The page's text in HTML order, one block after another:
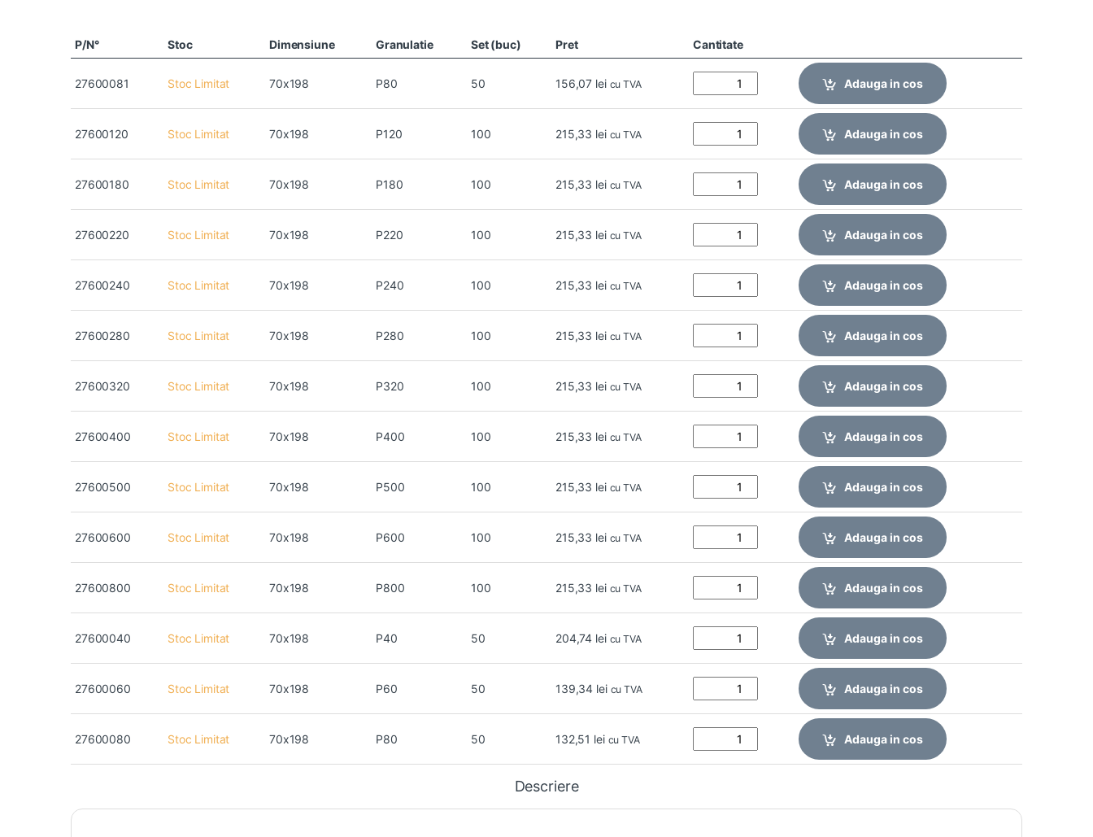
P/N° Stoc Dimensiune Granulatie Set (buc) Pret Cantitate
27600081 Stoc Limitat 70x198 P80 50 156,07 lei cu TVA Adauga in cos
27600120 Stoc Limitat 70x198 P120 100 215,33 lei cu TVA Adauga in cos
27600180 Stoc Limitat 70x198 P180 100 215,33 lei cu TVA Adauga in cos
27600220 Stoc Limitat 70x198 P220 100 215,33 lei cu TVA Adauga in cos
27600240 Stoc Limitat 70x198 P240 100 215,33 lei cu TVA Adauga in cos
27600280 Stoc Limitat 70x198 P280 100 215,33 lei cu TVA Adauga in cos
27600320 Stoc Limitat 70x198 P320 100 215,33 lei cu TVA Adauga in cos
27600400 Stoc Limitat 70x198 P400 100 215,33 lei cu TVA Adauga in cos
27600500 Stoc Limitat 70x198 P500 100 215,33 lei cu TVA Adauga in cos
27600600 Stoc Limitat 70x198 P600 100 215,33 lei cu TVA Adauga in cos
27600800 Stoc Limitat 70x198 P800 100 215,33 lei cu TVA Adauga in cos
27600040 Stoc Limitat 70x198 P40 50 204,74 lei cu TVA Adauga in cos
27600060 Stoc Limitat 70x198 P60 50 139,34 lei cu TVA Adauga in cos
27600080 Stoc Limitat 70x198 P80 50 132,51 lei cu TVA Adauga in cos
Descriere